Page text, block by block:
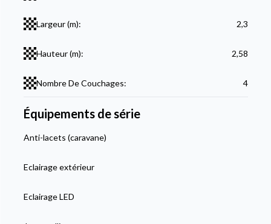
Largeur (m): 2,3
Hauteur (m): 2,58
Nombre De Couchages: 4
Équipements de série
Anti-lacets (caravane)
Eclairage extérieur
Eclairage LED